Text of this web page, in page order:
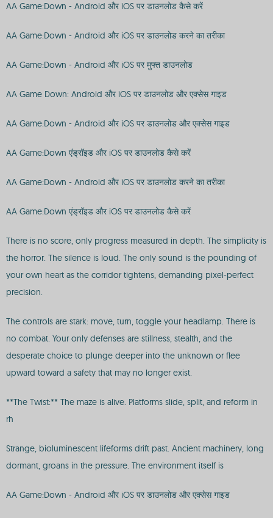
AA Game:Down - Android और iOS पर डाउनलोड कैसे करें
AA Game:Down - Android और iOS पर डाउनलोड करने का तरीका
AA Game:Down - Android और iOS पर मुफ्त डाउनलोड
AA Game Down: Android और iOS पर डाउनलोड और एक्सेस गाइड
AA Game:Down - Android और iOS पर डाउनलोड और एक्सेस गाइड
AA Game:Down एंड्रॉइड और iOS पर डाउनलोड कैसे करें
AA Game:Down - Android और iOS पर डाउनलोड करने का तरीका
AA Game:Down एंड्रॉइड और iOS पर डाउनलोड कैसे करें
There is no score, only progress measured in depth. The simplicity is
the horror. The silence is loud. The only sound is the pounding of
your own heart as the corridor tightens, demanding pixel-perfect
precision.
The controls are stark: move, turn, toggle your headlamp. There is
no combat. Your only defenses are stillness, stealth, and the
desperate choice to plunge deeper into the unknown or flee
upward toward a safety that may no longer exist.
**The Twist:** The maze is alive. Platforms slide, split, and reform in
rh
Strange, bioluminescent lifeforms drift past. Ancient machinery, long
dormant, groans in the pressure. The environment itself is
AA Game:Down - Android और iOS पर डाउनलोड और एक्सेस गाइड